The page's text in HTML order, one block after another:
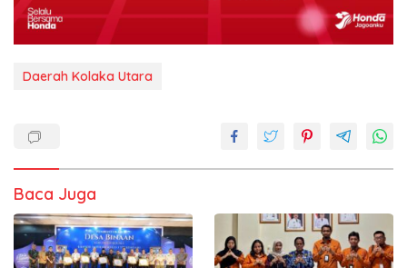
Daerah Kolaka Utara
Baca Juga